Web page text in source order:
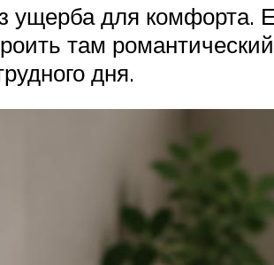
для комфорта.
там
дня.